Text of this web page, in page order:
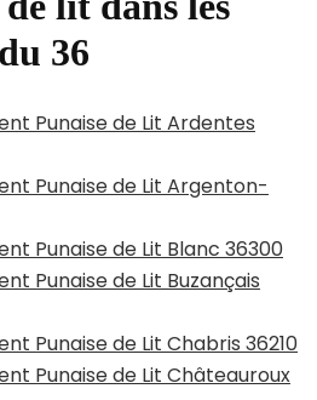
36
Punaise de Lit Ardentes
Punaise de Lit Argenton-
Punaise de Lit Blanc 36300
Punaise de Lit Buzançais
Punaise de Lit Chabris 36210
Punaise de Lit Châteauroux